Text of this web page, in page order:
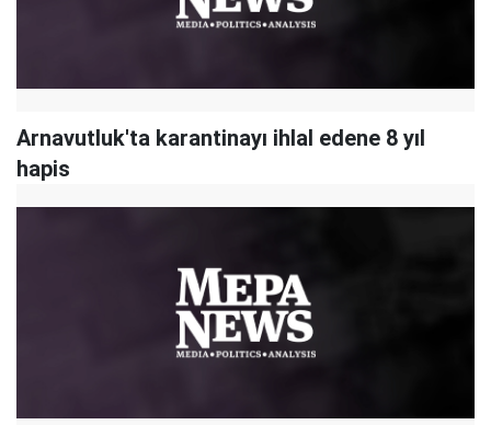
Arnavutluk'ta karantinayı ihlal edene 8 yıl
hapis